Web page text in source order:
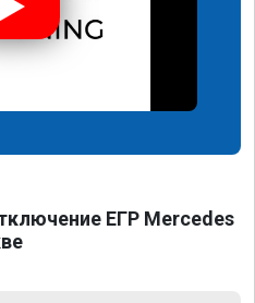
ЕГР Mercedes